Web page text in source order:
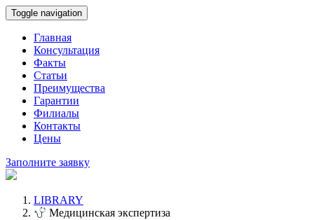
Toggle navigation
Главная
Консультация
Факты
Статьи
Преимущества
Гарантии
Филиалы
Контакты
Цены
Заполните заявку
LIBRARY
Медицинская экспертиза